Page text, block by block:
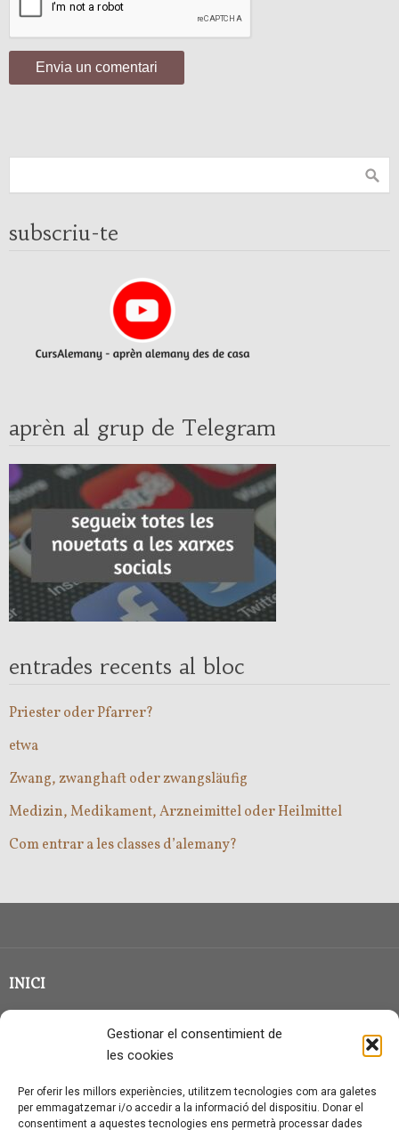
Gestionar el consentimient de
les cookies
Per oferir les millors experiències, utilitzem tecnologies com ara galetes
per emmagatzemar i/o accedir a la informació del dispositiu. Donar el
consentiment a aquestes tecnologies ens permetrà processar dades
subscriu-te
aprèn al grup de Telegram
entrades recents al bloc
Priester oder Pfarrer?
etwa
Zwang, zwanghaft oder zwangsläufig
Medizin, Medikament, Arzneimittel oder Heilmittel
Com entrar a les classes d’alemany?
INICI
QUI SOC?
CONTACTE